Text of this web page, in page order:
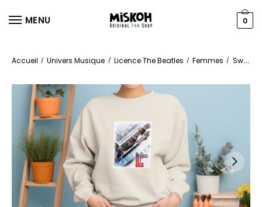
MENU 0
Accueil / Univers Musique / Licence The Beatles / Femmes / Sweats